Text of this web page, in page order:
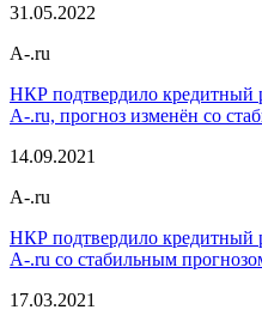
31.05.2022
A-.ru
НКР подтвердило кредитный
A-.ru, прогноз изменён со
14.09.2021
A-.ru
НКР подтвердило кредитный
A-.ru со стабильным
17.03.2021